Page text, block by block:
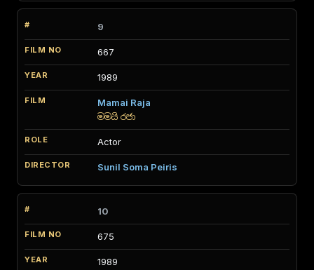
9
667
1989
Mamai Raja
මමයි රජා
Actor
Sunil Soma Peiris
10
675
1989